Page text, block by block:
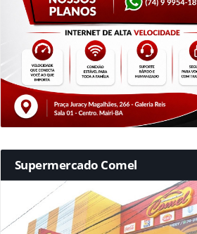
Supermercado Comel